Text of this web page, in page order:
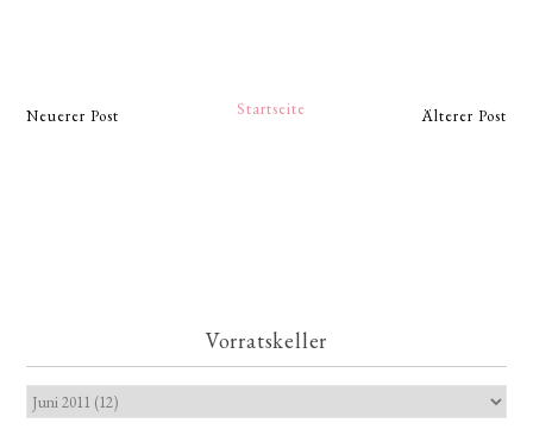
Neuerer Post Älterer Post
Startseite
Vorratskeller